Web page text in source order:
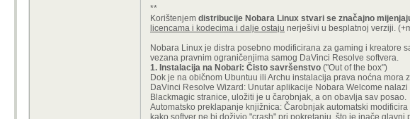
**
Korištenjem distribucije Nobara Linux stvari se značajno
licencama i kodecima i dalje ostaju nerješivi u besplatnoj verziji.
Nobara Linux je distra posebno modificirana za gaming i kreatore
vezana pravnim ograničenjima samog DaVinci Resolve softvera.
1. Instalacija na Nobari: Čisto savršenstvo ("Out of the box")
Dok je na običnom Ubuntuu ili Archu instalacija prava noćna
DaVinci Resolve Wizard: Unutar aplikacije Nobara Welcome
Blackmagic stranice, uložiti je u čarobnjak, a on obavlja sav posao.
Automatsko preklapanje knjižnica: Čarobnjak automatski
kako softver ne bi doživio "crash" pri pokretanju, što je inače glavni